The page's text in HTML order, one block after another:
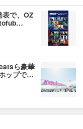
表で、OZ
tofub…
ら豪華
ップで…